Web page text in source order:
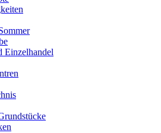
Einzelhandel